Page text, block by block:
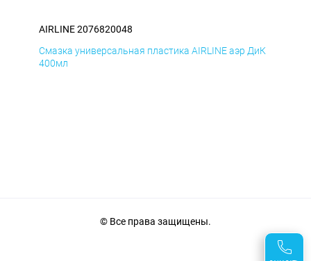
AIRLINE 2076820048
Смазка универсальная пластика AIRLINE аэр ДиК
400мл
© Все права защищены.